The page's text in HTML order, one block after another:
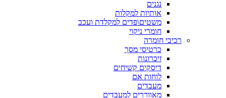
נגנים
אותיות למקלות
משטים\פדים למקלדת ועכב
חומרי ניקוי
רכיבי חומרה
כרטיסי מסך
זיכרונות
דיסקים קשיחים
לוחות אם
מעבדים
מאווררים למעבדים